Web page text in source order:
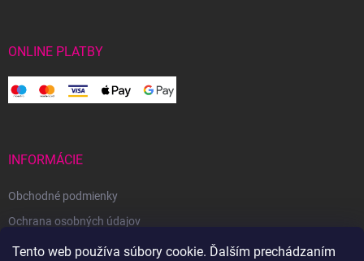
Tento web používa súbory cookie. Ďalším prechádzaním
ONLINE PLATBY
INFORMÁCIE
Obchodné podmienky
Ochrana osobných údajov
Reklamačný poriadok